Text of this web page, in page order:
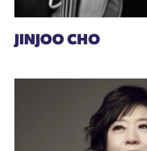
JINJOO CHO